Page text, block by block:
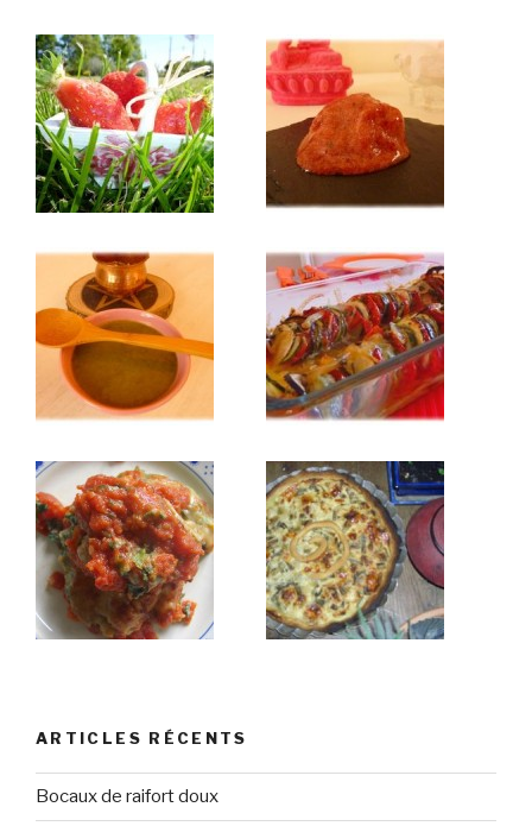
ARTICLES RÉCENTS
Bocaux de raifort doux